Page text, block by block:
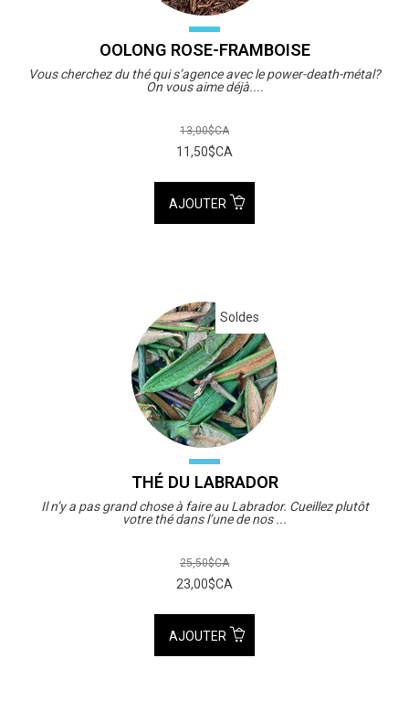
OOLONG ROSE-FRAMBOISE
Vous cherchez du thé qui s’agence avec le power-death-métal?
On vous aime déjà....
13,00$CA
11,50$CA
AJOUTER
Soldes
THÉ DU LABRADOR
Il n’y a pas grand chose à faire au Labrador. Cueillez plutôt
votre thé dans l’une de nos ...
25,50$CA
23,00$CA
AJOUTER